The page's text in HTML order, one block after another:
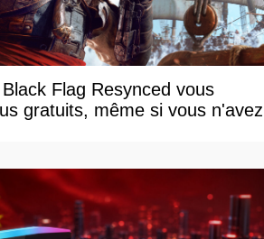
Flag Resynced vous
gratuits, même si vous n'avez